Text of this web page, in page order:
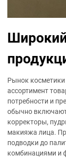
Рынок
ассортимент
потребности и
обычно
корректоры,
макияжа лица.
подводки до
комбинациями и